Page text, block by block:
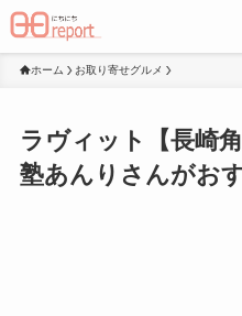
ホーム お取り寄せグルメ
ラヴィット【長崎
塾あんりさんがおす